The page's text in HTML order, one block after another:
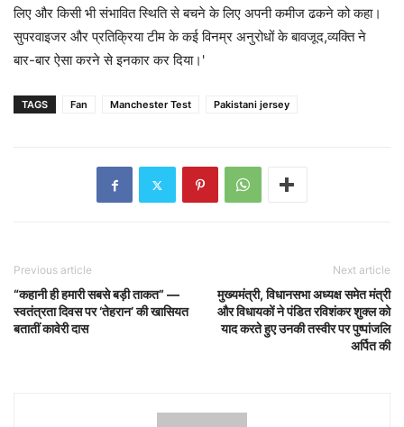
लिए और किसी भी संभावित स्थिति से बचने के लिए अपनी कमीज ढकने को कहा।
सुपरवाइजर और प्रतिक्रिया टीम के कई विनम्र अनुरोधों के बावजूद,व्यक्ति ने
बार-बार ऐसा करने से इनकार कर दिया।'
TAGS Fan Manchester Test Pakistani jersey
Previous article
“कहानी ही हमारी सबसे बड़ी ताकत” —
स्वतंत्रता दिवस पर ‘तेहरान’ की खासियत
बतातीं कावेरी दास
Next article
मुख्यमंत्री, विधानसभा अध्यक्ष समेत मंत्री
और विधायकों ने पंडित रविशंकर शुक्ल को
याद करते हुए उनकी तस्वीर पर पुष्पांजलि
अर्पित की